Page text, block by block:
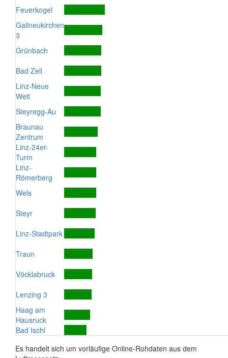
Feuerkogel
Gallneukirchen
3
Grünbach
Bad Zell
Linz-Neue
Welt
Steyregg-Au
Braunau
Zentrum
Linz-24er-
Turm
Linz-
Römerberg
Wels
Steyr
Linz-Stadtpark
Traun
Vöcklabruck
Lenzing 3
Haag am
Hausruck
Bad Ischl
Es handelt sich um vorläufige Online-Rohdaten aus dem